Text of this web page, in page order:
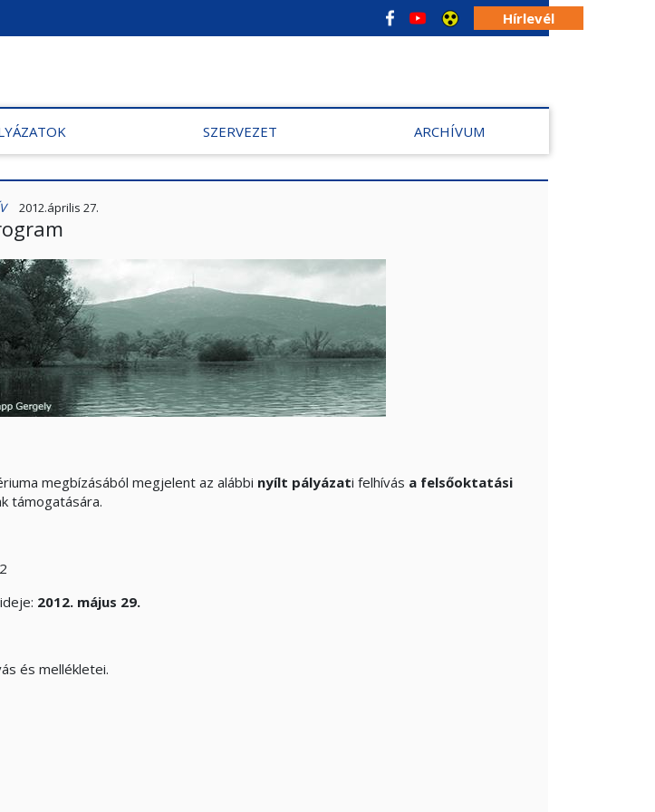
Hírlevél
SZERVEZET ARCHÍVUM
2012.április 27.
megbízásából megjelent az alábbi nyílt pályázati felhívás a felsőoktatási
támogatására.
2012. május 29.
és mellékletei.